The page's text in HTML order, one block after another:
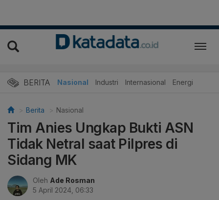
BERITA Nasional Industri Internasional Energi
Berita Nasional
Tim Anies Ungkap Bukti ASN
Tidak Netral saat Pilpres di
Sidang MK
Oleh Ade Rosman
5 April 2024, 06:33